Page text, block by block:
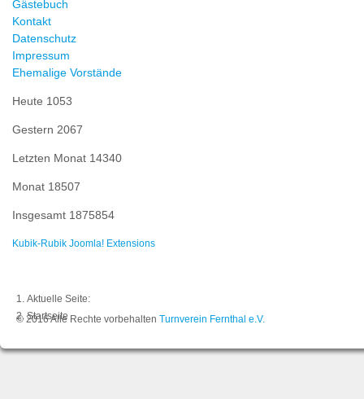
Gästebuch
Kontakt
Datenschutz
Impressum
Ehemalige Vorstände
Heute 1053
Gestern 2067
Letzten Monat 14340
Monat 18507
Insgesamt 1875854
Kubik-Rubik Joomla! Extensions
Aktuelle Seite:
Startseite
© 2016 Alle Rechte vorbehalten Turnverein Fernthal e.V.